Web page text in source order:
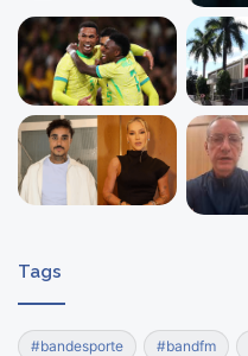
Tags
#bandesporte #bandfm